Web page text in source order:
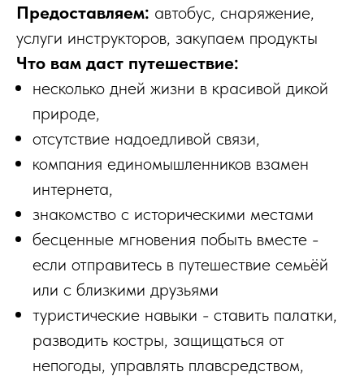
Предоставляем: автобус, снаряжение,
услуги инструкторов, закупаем продукты
Что вам даст путешествие:
несколько дней жизни в красивой дикой
природе,
отсутствие надоедливой связи,
компания единомышленников взамен
интернета,
знакомство с историческими местами
бесценные мгновения побыть вместе -
если отправитесь в путешествие семьёй
или с близкими друзьями
туристические навыки - ставить палатки,
разводить костры, защищаться от
непогоды, управлять плавсредством,